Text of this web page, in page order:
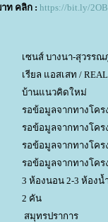
ท คลิก : https://bit.ly/
เซนส์ บางนา-สุวรรณภู
เรียล แอสเสท / REAL
บ้านแนวคิดใหม่
รอข้อมูลจากทางโคร
รอข้อมูลจากทางโคร
รอข้อมูลจากทางโคร
รอข้อมูลจากทางโคร
3 ห้องนอน 2-3 ห้องน้
2 คัน
สมุทรปราการ